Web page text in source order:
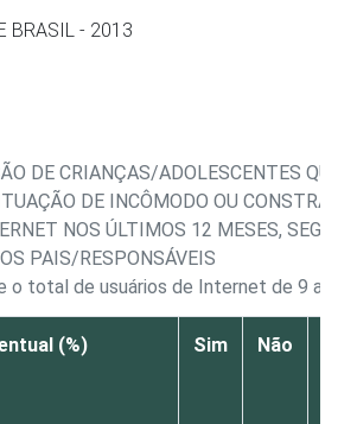
BRASIL - 2013
DE CRIANÇAS/ADOLESCENTES QUE
DE INCÔMODO OU
NOS ÚLTIMOS 12 MESES,
PAIS/RESPONSÁVEIS
o total de usuários de Internet de 9 a 17
(%) Sim Não